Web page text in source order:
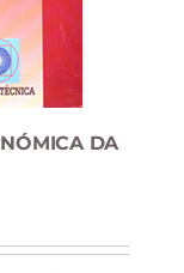
DA